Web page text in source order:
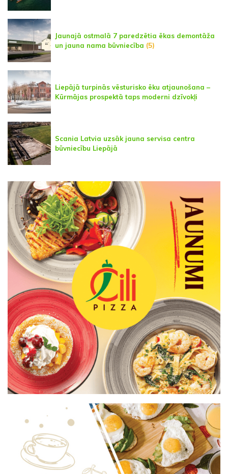
Jaunajā ostmalā 7 paredzētia ēkas demontāža
un jauna nama būvniecība (5)
Liepājā turpinās vēsturisko ēku atjaunošana –
Kūrmājas prospektā taps moderni dzīvokļi
Scania Latvia uzsāk jauna servisa centra
būvniecību Liepājā